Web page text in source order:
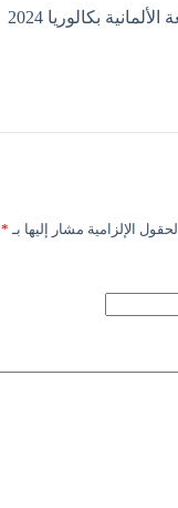
التصحيح النموذجي لموضوع اللغة الألمانية بكالوريا 2024
الحقول الإلزامية مشار إليها بـ *